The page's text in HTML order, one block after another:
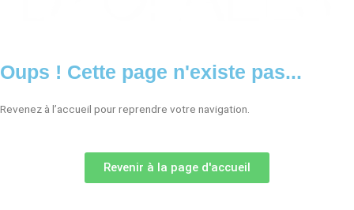
Oups ! Cette page n'existe pas...
Revenez à l’accueil pour reprendre votre navigation.
Revenir à la page d'accueil